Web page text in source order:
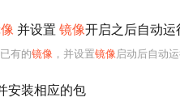
并设置 镜像开启之后自动
有的镜像 ，并设置镜像启动后自动
安装相应的包